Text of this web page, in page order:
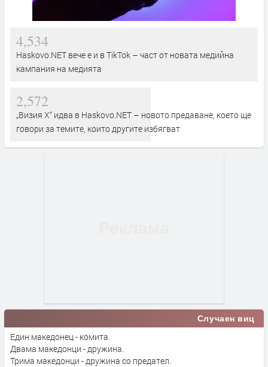
4,534
Haskovo.NET вече е и в TikTok – част от новата медийна
кампания на медията
2,572
„Визия Х“ идва в Haskovo.NET – новото предаване, което ще
говори за темите, които другите избягват
Случаен виц
Един македонец - комита.
Двама македонци - дружина.
Трима македонци - дружина со предател.